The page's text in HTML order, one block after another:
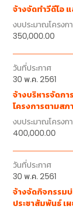
จ้างจัดทำวีดีโอ
350,000.00
30 พ.ค. 2561
จ้างบริหารจัดก
โครงการตามสภ
400,000.00
30 พ.ค. 2561
จ้างจัดกิจกรรม
ประชาสัมพันธ์ เ